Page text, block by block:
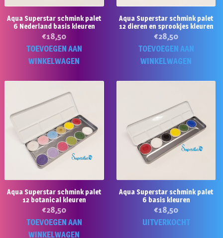
Aqua Superstar schmink palet
6 Nederland basis kleuren
€18,50
TOEVOEGEN AAN
WINKELWAGEN
Aqua Superstar schmink palet
12 dieren en sprookjes kleuren
€28,50
TOEVOEGEN AAN
WINKELWAGEN
Aqua Superstar schmink palet
12 botanical kleuren
€28,50
TOEVOEGEN AAN
WINKELWAGEN
Aqua Superstar schmink palet
6 basis kleuren
€18,50
UITVERKOCHT